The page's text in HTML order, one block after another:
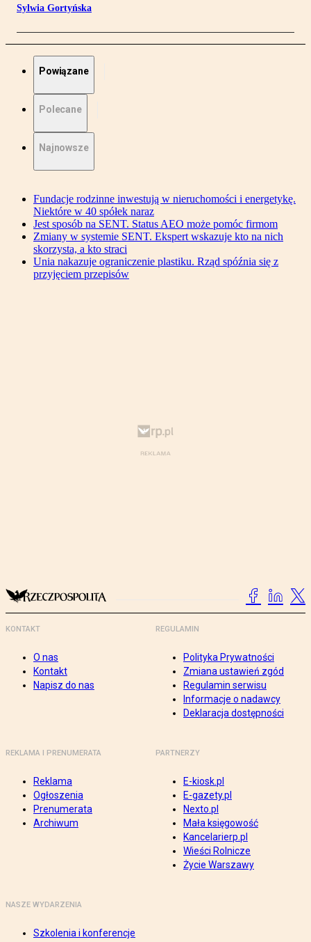
Sylwia Gortyńska
Powiązane
Polecane
Najnowsze
Fundacje rodzinne inwestują w nieruchomości i energetykę.
Niektóre w 40 spółek naraz
Jest sposób na SENT. Status AEO może pomóc firmom
Zmiany w systemie SENT. Ekspert wskazuje kto na nich
skorzysta, a kto straci
Unia nakazuje ograniczenie plastiku. Rząd spóźnia się z
przyjęciem przepisów
KONTAKT
O nas
Kontakt
Napisz do nas
REGULAMIN
Polityka Prywatności
Zmiana ustawień zgód
Regulamin serwisu
Informacje o nadawcy
Deklaracja dostępności
REKLAMA I PRENUMERATA
Reklama
Ogłoszenia
Prenumerata
Archiwum
PARTNERZY
E-kiosk.pl
E-gazety.pl
Nexto.pl
Mała księgowość
Kancelarierp.pl
Wieści Rolnicze
Życie Warszawy
NASZE WYDARZENIA
Szkolenia i konferencje